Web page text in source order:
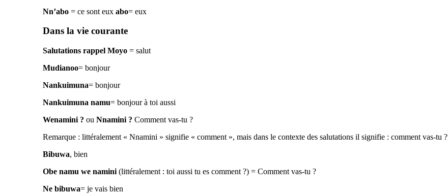
Nn’abo= ce sont eux abo= eux
Dans la vie courante
Salutations rappel Moyo= salut
Mudianoo= bonjour
Nankuimuna= bonjour
Nankuimuna namu= bonjour à toi aussi
Wenamini ? ou Nnamini ? Comment vas-tu ?
Remarque : littéralement « Nnamini » signifie « comment », mais dans le contexte des salutations il signifie : comment vas-tu ?
Bibuwa, bien
Obe namu we namini(littéralement : toi aussi tu es comment ?) = Comment vas-tu ?
Ne bibuwa= je vais bien